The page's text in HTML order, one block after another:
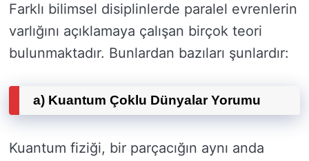
Farklı bilimsel disiplinlerde paralel evrenlerin
varlığını açıklamaya çalışan birçok teori
bulunmaktadır. Bunlardan bazıları şunlardır:
a) Kuantum Çoklu Dünyalar Yorumu
Kuantum fiziği, bir parçacığın aynı anda